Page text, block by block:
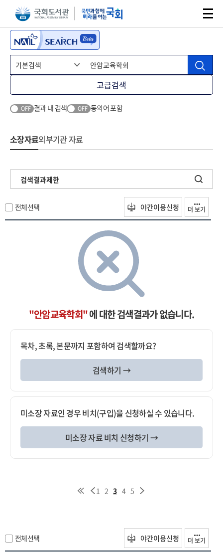
본문 바로가기주메뉴 바로가기
고급검색
OFF 결과 내 검색 OFF 동의어 포함
소장자료외부기관 자료
검색결과제한
전체선택 야간이용신청 더 보기
"안암교육학회"에 대한 검색결과가 없습니다.
목차, 초록, 본문까지 포함하여 검색할까요?
검색하기 →
미소장 자료인 경우 비치(구입)을 신청하실 수 있습니다.
미소장 자료 비치 신청하기 →
1 2 3 4 5
전체선택 야간이용신청 더 보기